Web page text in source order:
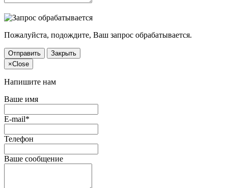
Пожалуйста, подождите, Ваш запрос обрабатывается.
Отправить
Закрыть
×Close
Напишите нам
Ваше имя
E-mail*
Телефон
Ваше сообщение